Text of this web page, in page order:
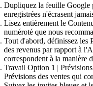
Dupliquez la feuille Google
enregistrées n'écrasent
Lisez entièrement le
numéroté que nous
Tout d'abord, définissez les
des revenus par rapport à
correspondent à la manière
Travail Option 1 |
Prévisions des ventes qui